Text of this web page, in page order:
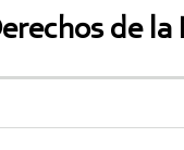
de la